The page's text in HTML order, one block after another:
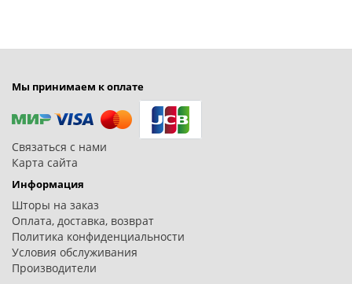
Мы принимаем к оплате
Связаться с нами
Карта сайта
Информация
Шторы на заказ
Оплата, доставка, возврат
Политика конфиденциальности
Условия обслуживания
Производители